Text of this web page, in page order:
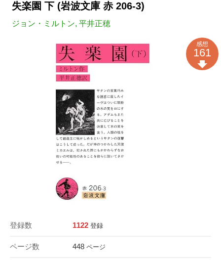
失楽園 下 (岩波文庫 赤 206-3)
ジョン・ミルトン, 平井正穂
登録数 1122 登録
ページ数 448 ページ
感想
161